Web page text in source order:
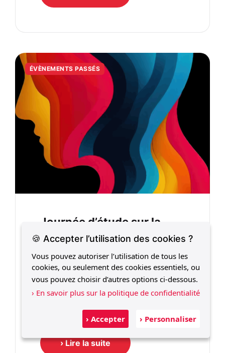
ÉVÈNEMENTS PASSÉS
Journée d’étude sur la
vulnérabilité [10 Juin
2024]
Save the Date : Journée d’Études sur la
Vulnérabilité 10 juin 2024 Musée
national de l'histoire de l'immigration
293, avenue Daumesnil - 75012 Paris
› Lire la suite
🍪 Accepter l’utilisation des cookies ?
Vous pouvez autoriser l’utilisation de tous les
cookies, ou seulement des cookies essentiels, ou
vous pouvez choisir d’autres options ci-dessous.
› En savoir plus sur la politique de confidentialité
› Accepter › Personnaliser